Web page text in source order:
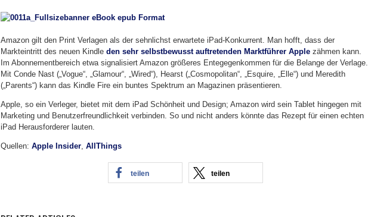
Amazon gilt den Print Verlagen als der sehnlichst erwartete iPad-Konkurrent. Man hofft, dass der
Markteintritt des neuen Kindle den sehr selbstbewusst auftretenden Marktführer Apple zähmen kann.
Im Abonnementbereich etwa signalisiert Amazon größeres Entegegenkommen für die Belange der Verlage.
Mit Conde Nast („Vogue“, „Glamour“, „Wired“), Hearst („Cosmopolitan“, „Esquire, „Elle“) und Meredith
(„Parents“) kann das Kindle Fire ein buntes Spektrum an Magazinen präsentieren.
Apple, so ein Verleger, bietet mit dem iPad Schönheit und Design; Amazon wird sein Tablet hingegen mit
Marketing und Benutzerfreundlichkeit verbinden. So und nicht anders könnte das Rezept für einen echten
iPad Herausforderer lauten.
Quellen: Apple Insider, AllThings
teilen teilen